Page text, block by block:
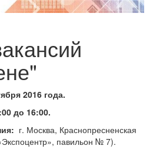
2016 года.
до 16:00.
г. Москва, Краснопресненская
павильон № 7).